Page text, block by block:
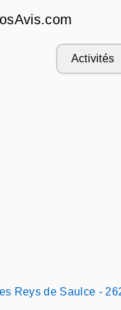
Activités
Reys de Saulce -